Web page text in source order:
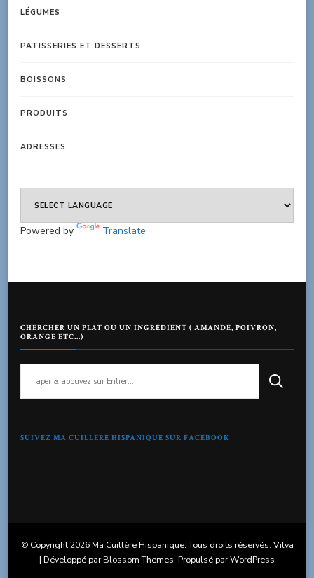
LÉGUMES
PATISSERIES ET DESSERTS
BOISSONS
PRODUITS
ADRESSES
Powered by Translate
CHERCHER UN PLAT OU UN INGRÉDIENT ( AMANDE, POIVRON,
ORANGE ETC…)
recherchiez
?
SUIVEZ MA CUILLÈRE HISPANIQUE SUR FACEBOOK
© Copyright 2026Ma Cuillère Hispanique. Tous droits réservés. Vilva
| Développé parBlossom Themes. Propulsé parWordPress